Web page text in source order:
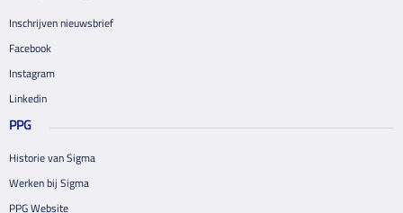
Inschrijven nieuwsbrief
Facebook
Instagram
Linkedin
PPG
Historie van Sigma
Werken bij Sigma
PPG Website